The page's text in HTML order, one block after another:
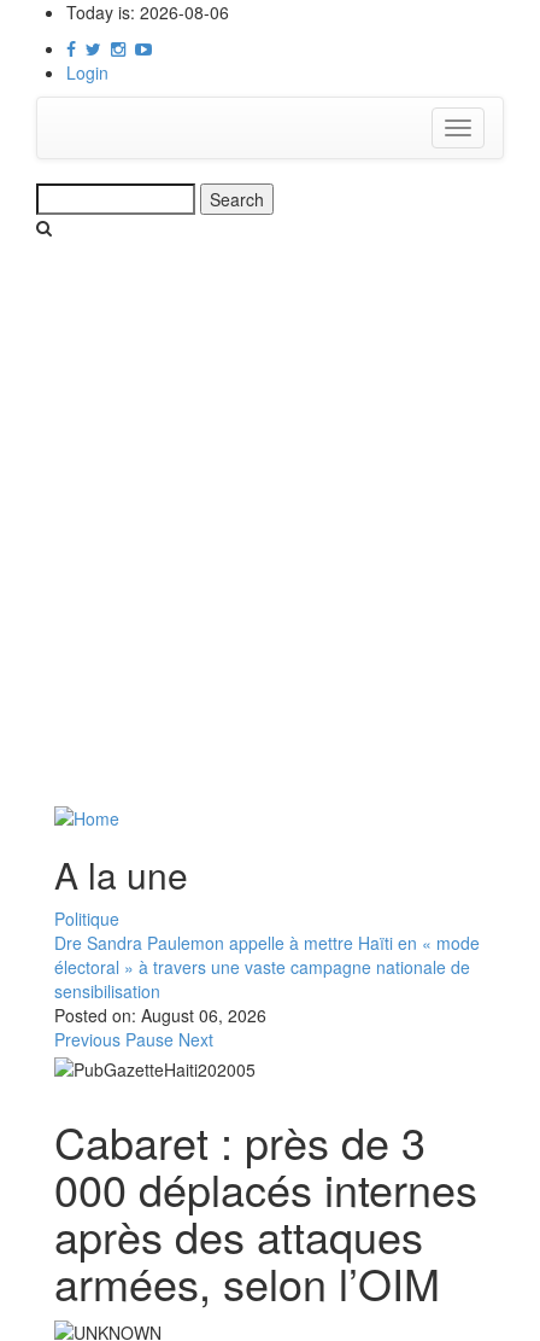
content
Today is: 2026-08-06
Login
Toggle
navigation
A la une
Politique
Dre Sandra Paulemon appelle à mettre Haïti en « mode
électoral » à travers une vaste campagne nationale de
sensibilisation
Posted on: August 06, 2026
Previous Pause Next
Cabaret : près de 3
000 déplacés internes
après des attaques
armées, selon l’OIM